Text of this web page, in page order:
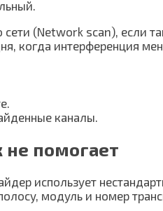
(Network scan), если
когда интерференция
каналы.
не помогает
использует
модуль и номер